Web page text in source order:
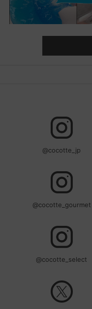
@cocotte_jp
@cocotte_gourmet
@cocotte_select